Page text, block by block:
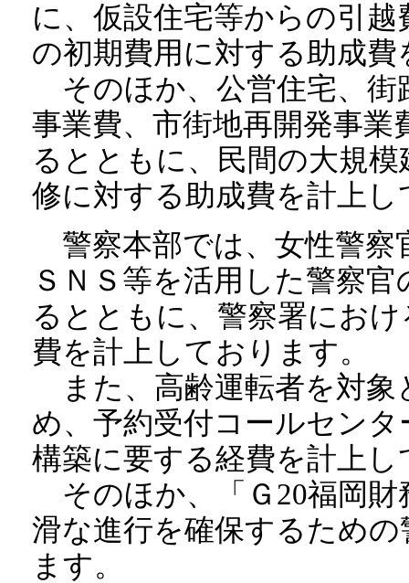
に、仮設住宅等からの引
の初期費用に対する助成
そのほか、公営住宅、街
事業費、市街地再開発事
るとともに、民間の大規
修に対する助成費を計上し
警察本部では、女性警察
ＳＮＳ等を活用した警察
るとともに、警察署にお
費を計上しております。
また、高齢運転者を対象
め、予約受付コールセン
構築に要する経費を計上し
そのほか、「Ｇ20福岡財
滑な進行を確保するため
ます。